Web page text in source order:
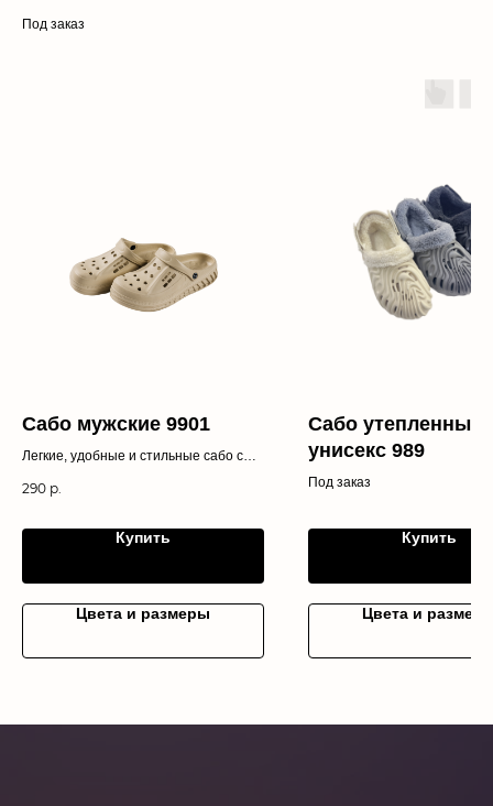
Под заказ
Сабо мужские 9901
Легкие, удобные и стильные сабо с
перфорацией для идеальной
позволит подобрать идеальную пару
290 р.
Купить
Цвета и размеры
Сабо утепленные
унисекс 989
Под заказ
Купить
Цвета и